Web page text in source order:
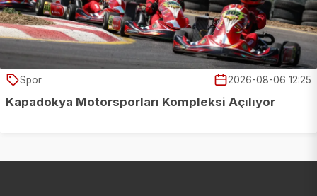
Spor 2026-08-06 12:25
Kapadokya Motorsporları Kompleksi Açılıyor